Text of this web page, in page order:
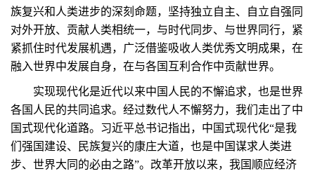
族复兴和人类进步的深刻命题，坚持独立自主、自立自强同
对外开放、贡献人类相统一，与时代同步、与世界同行，紧
紧抓住时代发展机遇，广泛借鉴吸收人类优秀文明成果，在
融入世界中发展自身，在与各国互利合作中贡献世界。
实现现代化是近代以来中国人民的不懈追求，也是世界
各国人民的共同追求。经过数代人不懈努力，我们走出了中
国式现代化道路。习近平总书记指出，中国式现代化“是我
们强国建设、民族复兴的康庄大道，也是中国谋求人类进
步、世界大同的必由之路”。改革开放以来，我国顺应经济